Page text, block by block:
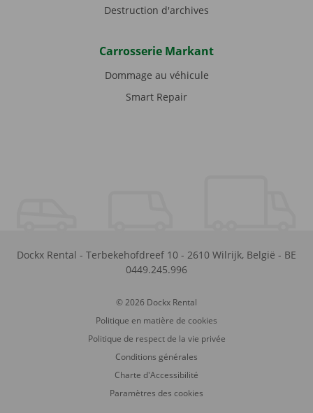
Destruction d'archives
Carrosserie Markant
Dommage au véhicule
Smart Repair
Dockx Rental - Terbekehofdreef 10 - 2610 Wilrijk, België - BE
0449.245.996
© 2026 Dockx Rental
Politique en matière de cookies
Politique de respect de la vie privée
Conditions générales
Charte d'Accessibilité
Paramètres des cookies